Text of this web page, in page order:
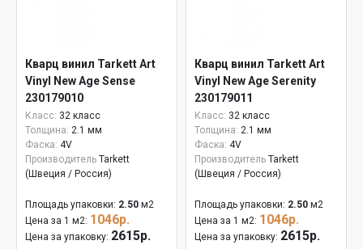
Кварц винил Tarkett Art
Vinyl New Age Sense
230179010
Класс: 32 класс
Толщина: 2.1 мм
Фаска: 4V
Производитель Tarkett
(Швеция / Россия)
Площадь упаковки: 2.50 м2
Цена за 1 м2: 1046р.
Цена за упаковку: 2615р.
Кварц винил Tarkett Art
Vinyl New Age Serenity
230179011
Класс: 32 класс
Толщина: 2.1 мм
Фаска: 4V
Производитель Tarkett
(Швеция / Россия)
Площадь упаковки: 2.50 м2
Цена за 1 м2: 1046р.
Цена за упаковку: 2615р.